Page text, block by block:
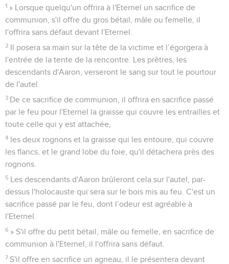
1 » Lorsque quelqu'un offrira à l'Eternel un sacrifice de
communion, s'il offre du gros bétail, mâle ou femelle, il
l'offrira sans défaut devant l'Eternel.
2 Il posera sa main sur la tête de la victime et l’égorgera à
l'entrée de la tente de la rencontre. Les prêtres, les
descendants d'Aaron, verseront le sang sur tout le pourtour
de l'autel.
3 De ce sacrifice de communion, il offrira en sacrifice passé
par le feu pour l'Eternel la graisse qui couvre les entrailles et
toute celle qui y est attachée,
4 les deux rognons et la graisse qui les entoure, qui couvre
les flancs, et le grand lobe du foie, qu'il détachera près des
rognons.
5 Les descendants d'Aaron brûleront cela sur l'autel, par-
dessus l'holocauste qui sera sur le bois mis au feu. C'est un
sacrifice passé par le feu, dont l’odeur est agréable à
l'Eternel.
6 » S'il offre du petit bétail, mâle ou femelle, en sacrifice de
communion à l'Eternel, il l'offrira sans défaut.
7 S'il offre en sacrifice un agneau, il le présentera devant